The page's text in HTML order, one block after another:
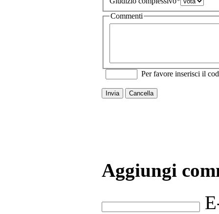
Commenti
Per favore inserisci il
Invia Cancella
Aggiungi